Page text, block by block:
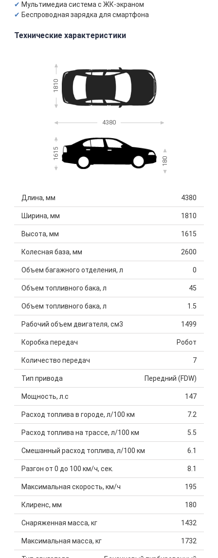
Мультимедиа система с ЖК-экраном
Беспроводная зарядка для смартфона
Технические характеристики
1810
4380
1615
180
Длина, мм 4380
Ширина, мм 1810
Высота, мм 1615
Колесная база, мм 2600
Объем багажного отделения, л 0
Объем топливного бака, л 45
Объем топливного бака, л 1.5
Рабочий объем двигателя, см3 1499
Коробка передач Робот
Количество передач 7
Тип привода Передний (FDW)
Мощность, л.с 147
Расход топлива в городе, л/100 км 7.2
Расход топлива на трассе, л/100 км 5.5
Смешанный расход топлива, л/100 км 6.1
Разгон от 0 до 100 км/ч, сек. 8.1
Максимальная скорость, км/ч 195
Клиренс, мм 180
Снаряженная масса, кг 1432
Максимальная масса, кг 1732